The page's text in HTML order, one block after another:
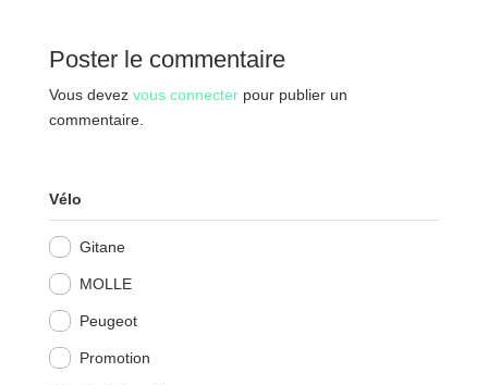
Poster le commentaire
Vous devez vous connecterpour publier un
commentaire.
Vélo
Gitane
MOLLE
Peugeot
Promotion